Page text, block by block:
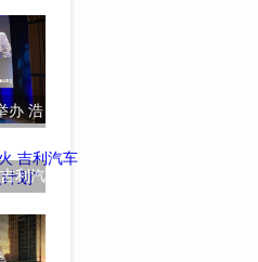
办 浩
利汽